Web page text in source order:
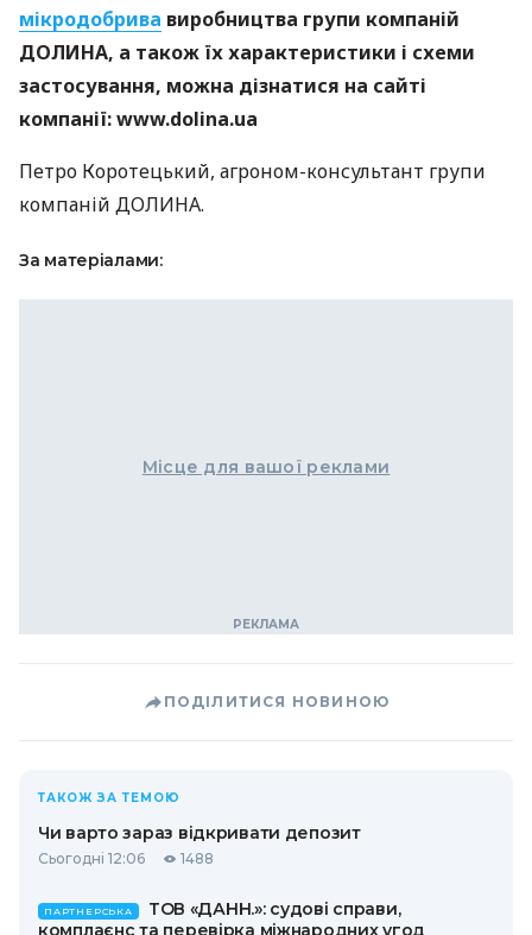
мікродобрива виробництва групи компаній
ДОЛИНА, а також їх характеристики і схеми
застосування, можна дізнатися на сайті
компанії: www.dolina.ua
Петро Коротецький, агроном-консультант групи
компаній ДОЛИНА.
За матеріалами:
Місце для вашої реклами
ПОДІЛИТИСЯ НОВИНОЮ
ТАКОЖ ЗА ТЕМОЮ
Чи варто зараз відкривати депозит
Сьогодні 12:06 1488
ПАРТНЕРСЬКА
ТОВ «ДАНН.»: судові справи,
комплаєнс та перевірка міжнародних угод